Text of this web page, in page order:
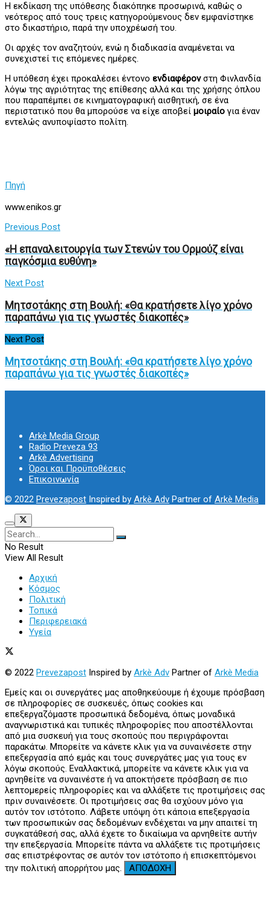
Η εκδίκαση της υπόθεσης διακόπηκε προσωρινά, καθώς ο
νεότερος από τους τρεις κατηγορούμενους δεν εμφανίστηκε
στο δικαστήριο, παρά την υποχρέωσή του.
Οι αρχές τον αναζητούν, ενώ η διαδικασία αναμένεται να
συνεχιστεί τις επόμενες ημέρες.
Η υπόθεση έχει προκαλέσει έντονο ενδιαφέρονστη Φινλανδία
λόγω της αγριότητας της επίθεσης αλλά και της χρήσης όπλου
που παραπέμπει σε κινηματογραφική αισθητική, σε ένα
περιστατικό που θα μπορούσε να είχε αποβεί μοιραίο για έναν
εντελώς ανυποψίαστο πολίτη.
Πηγή
www.enikos.gr
Previous Post
«Η επαναλειτουργία των Στενών του Ορμούζ είναι
παγκόσμια ευθύνη»
Next Post
Μητσοτάκης στη Βουλή: «Θα κρατήσετε λίγο χρόνο
παραπάνω για τις γνωστές διακοπές»
Next Post
Μητσοτάκης στη Βουλή: «Θα κρατήσετε λίγο χρόνο
παραπάνω για τις γνωστές διακοπές»
Arkè Media Group
Radio Preveza 93
Arkè Advertising
Όροι και Προϋποθέσεις
Επικοινωνία
© 2022 Prevezapost Inspired by Arkè Adv Partner of Arkè Media
No Result
View All Result
Αρχική
Κόσμος
Πολιτική
Τοπικά
Περιφερειακά
Υγεία
© 2022 Prevezapost Inspired by Arkè Adv Partner of Arkè Media
Εμείς και οι συνεργάτες μας αποθηκεύουμε ή έχουμε πρόσβαση
σε πληροφορίες σε συσκευές, όπως cookies και
επεξεργαζόμαστε προσωπικά δεδομένα, όπως μοναδικά
αναγνωριστικά και τυπικές πληροφορίες που αποστέλλονται
από μια συσκευή για τους σκοπούς που περιγράφονται
παρακάτω. Μπορείτε να κάνετε κλικ για να συναινέσετε στην
επεξεργασία από εμάς και τους συνεργάτες μας για τους εν
λόγω σκοπούς. Εναλλακτικά, μπορείτε να κάνετε κλικ για να
αρνηθείτε να συναινέστε ή να αποκτήσετε πρόσβαση σε πιο
λεπτομερείς πληροφορίες και να αλλάξετε τις προτιμήσεις σας
πριν συναινέσετε. Οι προτιμήσεις σας θα ισχύουν μόνο για
αυτόν τον ιστότοπο. Λάβετε υπόψη ότι κάποια επεξεργασία
των προσωπικών σας δεδομένων ενδέχεται να μην απαιτεί τη
συγκατάθεσή σας, αλλά έχετε το δικαίωμα να αρνηθείτε αυτήν
την επεξεργασία. Μπορείτε πάντα να αλλάξετε τις προτιμήσεις
σας επιστρέφοντας σε αυτόν τον ιστότοπο ή επισκεπτόμενοι
την πολιτική απορρήτου μας.
ΑΠΟΔΟΧΗ